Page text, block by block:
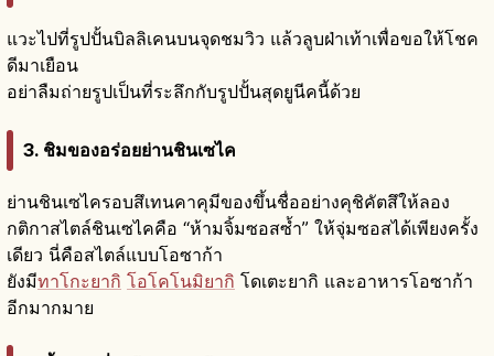
แวะไปที่รูปปั้นบิลลิเคนบนจุดชมวิว แล้วลูบฝ่าเท้าเพื่อขอให้โชค
ดีมาเยือน
อย่าลืมถ่ายรูปเป็นที่ระลึกกับรูปปั้นสุดยูนีคนี้ด้วย
3. ชิมของอร่อยย่านชินเซไค
ย่านชินเซไครอบสึเทนคาคุมีของขึ้นชื่ออย่างคุชิคัตสึให้ลอง
กติกาสไตล์ชินเซไคคือ “ห้ามจิ้มซอสซ้ำ” ให้จุ่มซอสได้เพียงครั้ง
เดียว นี่คือสไตล์แบบโอซาก้า
ยังมีทาโกะยากิ โอโคโนมิยากิ โดเตะยากิ และอาหารโอซาก้า
อีกมากมาย